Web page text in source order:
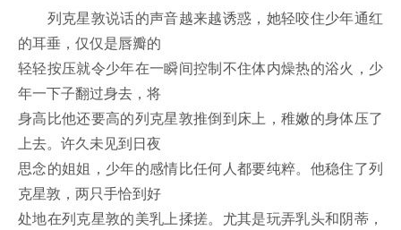
列克星敦说话的声音越来越诱惑，她轻咬住少年通红
的耳垂，仅仅是唇瓣的
轻轻按压就令少年在一瞬间控制不住体内燥热的浴火，少
年一下子翻过身去，将
身高比他还要高的列克星敦推倒到床上，稚嫩的身体压了
上去。许久未见到日夜
思念的姐姐，少年的感情比任何人都要纯粹。他稳住了列
克星敦，两只手恰到好
处地在列克星敦的美乳上揉搓。尤其是玩弄乳头和阴蒂，